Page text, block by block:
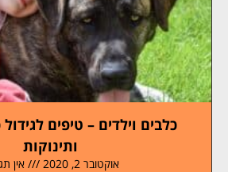
כלבים וילדים – טיפים
ותינוקות
אוקטובר 2, 2020 אין